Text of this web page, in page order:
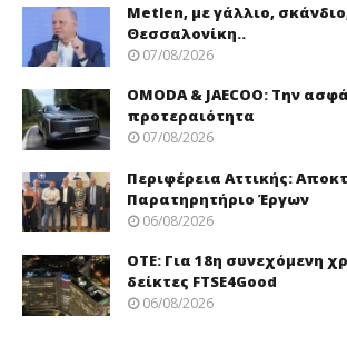
Metlen, με γάλλιο,
Θεσσαλονίκη..
07/08/2026
OMODA & JAECOO: Την
προτεραιότητα
07/08/2026
Περιφέρεια Αττικής:
Παρατηρητήριο Έργων
06/08/2026
ΟΤΕ: Για 18η συνεχόμενη
δείκτες FTSE4Good
06/08/2026